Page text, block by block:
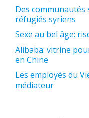
Des communautés
réfugiés syriens
Sexe au bel âge:
Alibaba: vitrine
en Chine
Les employés du
médiateur